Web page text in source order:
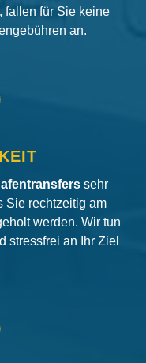
fallen für Sie keine
an.
sehr
Sie rechtzeitig am
werden. Wir tun
stressfrei an Ihr Ziel